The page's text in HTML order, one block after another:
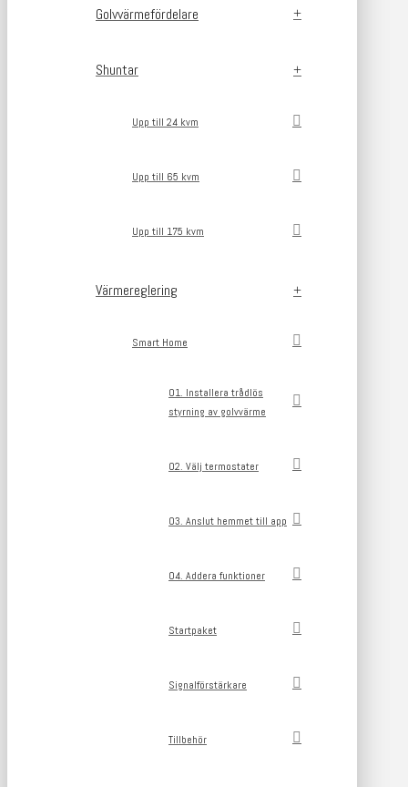
Golvvärmefördelare
Shuntar
Upp till 24 kvm
Upp till 65 kvm
Upp till 175 kvm
Värmereglering
Smart Home
01. Installera trådlös
styrning av golvvärme
02. Välj termostater
03. Anslut hemmet till app
04. Addera funktioner
Startpaket
Signalförstärkare
Tillbehör